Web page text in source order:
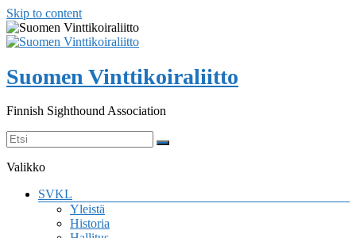
Skip to content
Suomen Vinttikoiraliitto
Finnish Sighthound Association
Valikko
SVKL
Yleistä
Historia